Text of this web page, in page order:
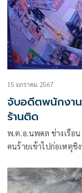
15 มกราคม 2567
จับอดีตพนักงา
ร้านติด
พ.ต.อ.นพดล ช่างเรือน
คนร้ายเข้าไปก่อเหตุชิ